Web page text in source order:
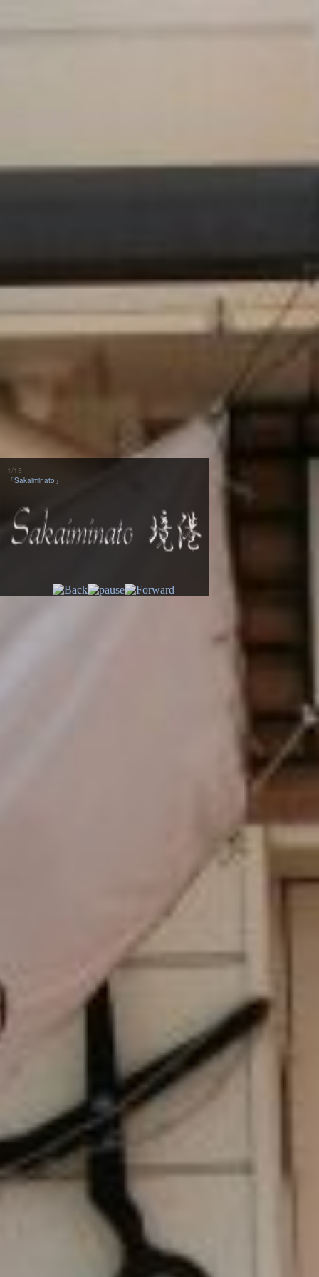
2/13
「Sakaiminato」